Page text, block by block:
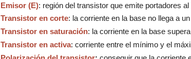
Emisor (E): región del transistor que emite portadores al
Transistor en corte: la corriente en la base no llega a
Transistor en saturación: la corriente en la base
Transistor en activa: corriente entre el mínimo y el